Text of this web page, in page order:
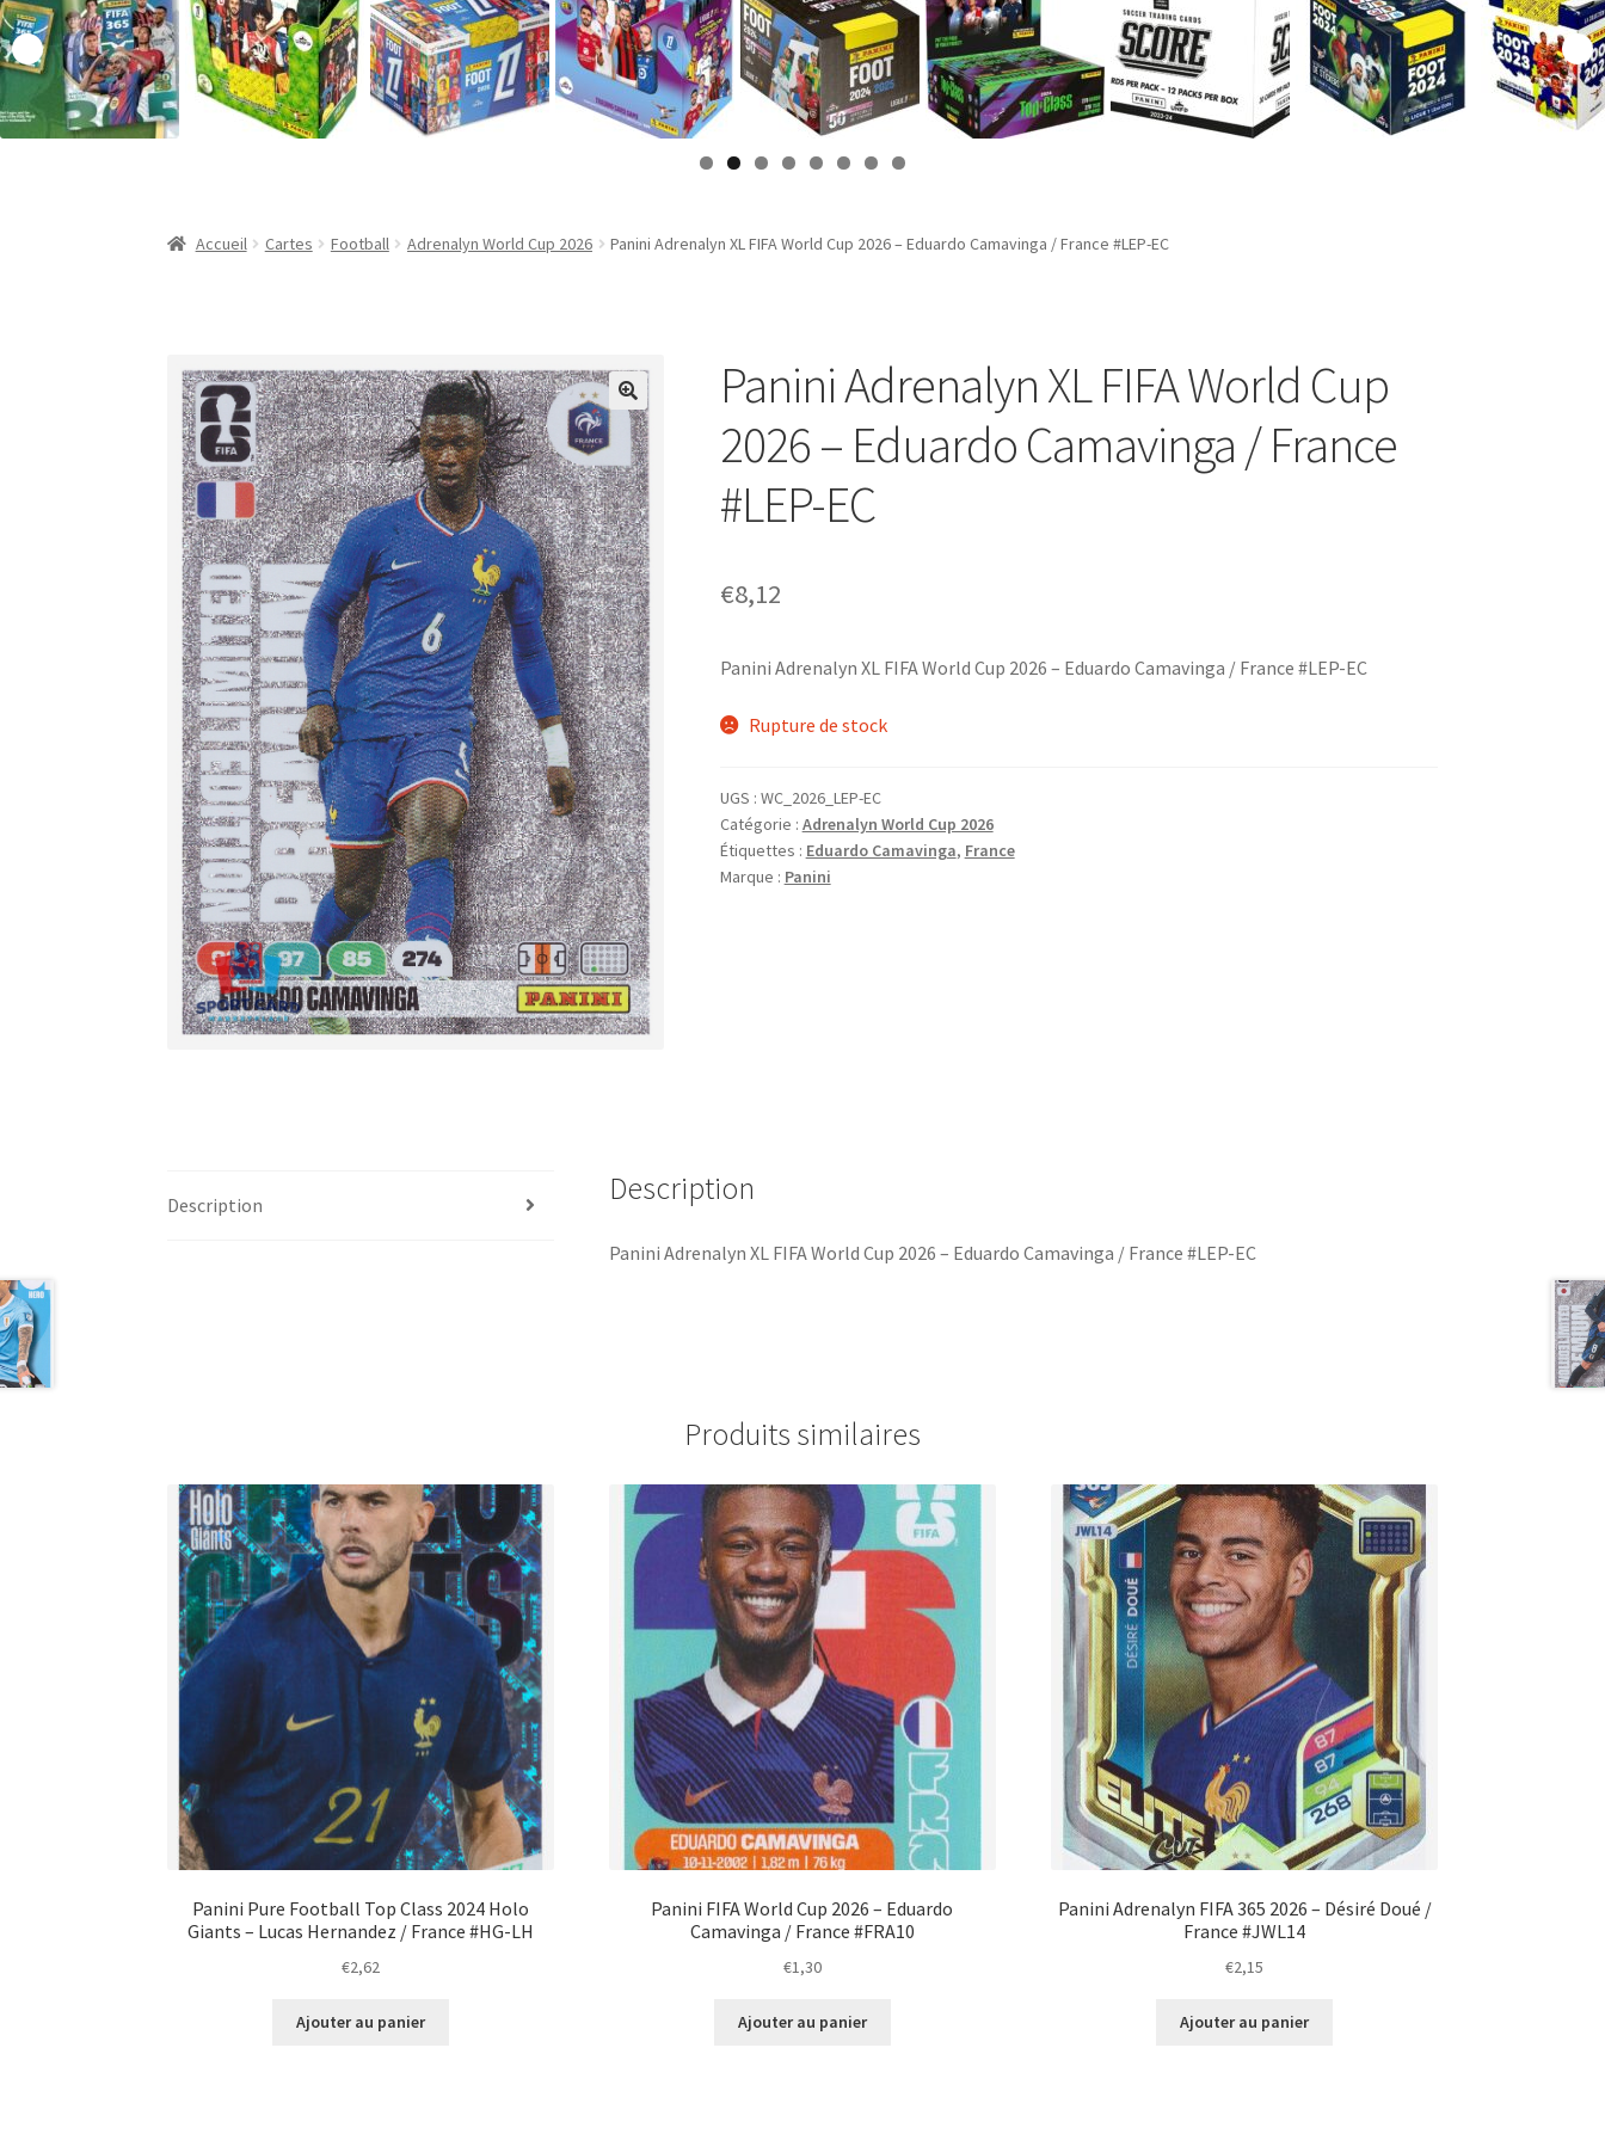
Accueil Cartes Football Adrenalyn World Cup 2026 Panini Adrenalyn XL FIFA World Cup 2026 – Eduardo Camavinga / France #LEP-EC
Panini Adrenalyn XL FIFA World Cup
2026 – Eduardo Camavinga / France
#LEP-EC
€8,12
Panini Adrenalyn XL FIFA World Cup 2026 – Eduardo Camavinga / France #LEP-EC
Rupture de stock
UGS : WC_2026_LEP-EC
Catégorie : Adrenalyn World Cup 2026
Étiquettes : Eduardo Camavinga, France
Marque : Panini
Description Description
Panini Adrenalyn XL FIFA World Cup 2026 – Eduardo Camavinga / France #LEP-EC
Produits similaires
Panini Pure Football Top Class 2024 Holo
Giants – Lucas Hernandez / France #HG-LH
€2,62
Ajouter au panier
Panini FIFA World Cup 2026 – Eduardo
Camavinga / France #FRA10
€1,30
Ajouter au panier
Panini Adrenalyn FIFA 365 2026 – Désiré Doué /
France #JWL14
€2,15
Ajouter au panier